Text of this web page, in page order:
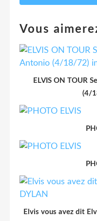
Vous
ELVIS ON TOUR
(4/
Elvis vous avez dit